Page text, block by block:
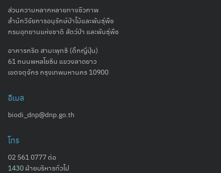
ส่วนความหลากหลายทางชีวภาพ
สำนักวิจัยการอนุรักษ์ป่าไม้และพันธุ์พืช
กรมอุทยานแห่งชาติ สัตว์ป่า และพันธุ์พืช
อาคารกริต สามะพุทธิ (ตึกญี่ปุ่น)
61 ถนนพหลโยธิน แขวงลาดยาว
เขตจตุจักร กรุงเทพมหานคร 10900
อีเมล
biodi_dnp@dnp.go.th
โทร
02 561 0777 ต่อ
1430 ฝ่ายบริหารทั่วไป